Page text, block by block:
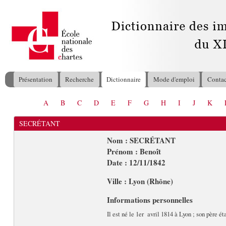
Menu principal
Présentation Recherche Dictionnaire Mode d'emploi
A B C D E F G H I J K
SECRÉTANT
Nom : SECRÉTANT
Prénom : Benoît
Date : 12/11/1842
Ville : Lyon (Rhône)
Informations personnelles
Il est né le 1er avril 1814 à Lyon ; son père